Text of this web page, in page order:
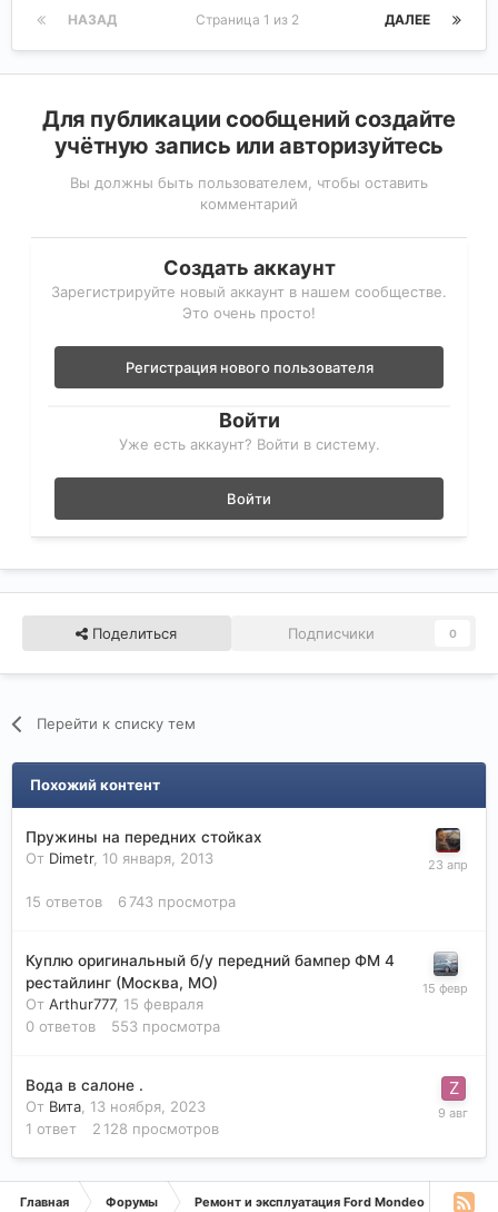
НАЗАД ДАЛЕЕ
Страница 1 из 2
Для публикации сообщений создайте
учётную запись или авторизуйтесь
Вы должны быть пользователем, чтобы оставить
комментарий
Создать аккаунт
Зарегистрируйте новый аккаунт в нашем сообществе.
Это очень просто!
Регистрация нового пользователя
Войти
Уже есть аккаунт? Войти в систему.
Войти
Поделиться Подписчики 0
Перейти к списку тем
Похожий контент
Пружины на передних стойках
От Dimetr, 10 января, 2013
15 ответов 6 743 просмотра
Куплю оригинальный б/у передний бампер ФМ 4
рестайлинг (Москва, МО)
От Arthur777, 15 февраля
0 ответов 553 просмотра
Вода в салоне .
От Вита 13 ноября, 2023
1 ответ 2 128 просмотров
Главная Форумы Ремонт и эксплуатация Ford Mondeo